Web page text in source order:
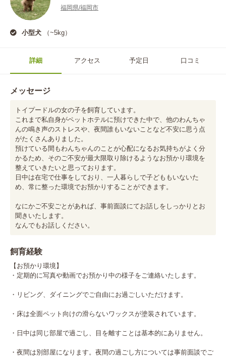
福岡県/福岡市
小型犬 （~5kg）
詳細 アクセス 予定日 口コミ
メッセージ
トイプードルの女の子を飼育しています。
これまで私自身がペットホテルに預けできた中で、他のわんちゃ
んの鳴き声のストレスや、夜間誰もいないことなど不安に思う点
がたくさんありました。
預けている間もわんちゃんのことが心配になるお気持ちがよく分
かるため、そのご不安が最大限取り除けるようなお預かり環境を
整えていきたいと思っております。
日中は在宅で仕事をしており、一人暮らしで子どももいないた
め、常に整った環境でお預かりすることができます。
なにかご不安ごとがあれば、事前面談にてお話しをしっかりとお
聞きいたします。
なんでもお話しください。
飼育経験
【お預かり環境】
・定期的に写真や動画でお預かり中の様子をご連絡いたします。
・リビング、ダイニングでご自由にお過ごしいただけます。
・床は全面ペット向けの滑らないワックスが塗装されています。
・日中は同じ部屋で過ごし、目を離すことは基本的にありません。
・夜間は別部屋になります。夜間の過ごし方については事前面談でご